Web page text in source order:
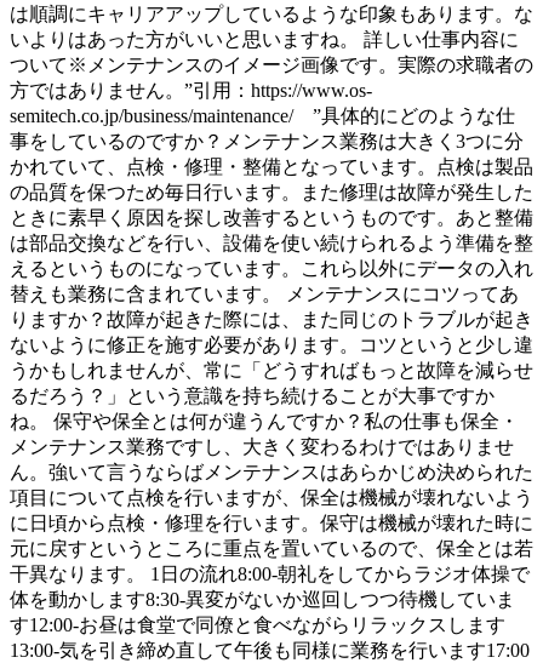
は順調にキャリアアップしているような印象もあります。な
いよりはあった方がいいと思いますね。 詳しい仕事内容に
ついて※メンテナンスのイメージ画像です。実際の求職者の
方ではありません。”引用：https://www.os-
semitech.co.jp/business/maintenance/ ”具体的にどのような仕
事をしているのですか？メンテナンス業務は大きく3つに分
かれていて、点検・修理・整備となっています。点検は製品
の品質を保つため毎日行います。また修理は故障が発生した
ときに素早く原因を探し改善するというものです。あと整備
は部品交換などを行い、設備を使い続けられるよう準備を整
えるというものになっています。これら以外にデータの入れ
替えも業務に含まれています。 メンテナンスにコツってあ
りますか？故障が起きた際には、また同じのトラブルが起き
ないように修正を施す必要があります。コツというと少し違
うかもしれませんが、常に「どうすればもっと故障を減らせ
るだろう？」という意識を持ち続けることが大事ですか
ね。 保守や保全とは何が違うんですか？私の仕事も保全・
メンテナンス業務ですし、大きく変わるわけではありませ
ん。強いて言うならばメンテナンスはあらかじめ決められた
項目について点検を行いますが、保全は機械が壊れないよう
に日頃から点検・修理を行います。保守は機械が壊れた時に
元に戻すというところに重点を置いているので、保全とは若
干異なります。 1日の流れ8:00-朝礼をしてからラジオ体操で
体を動かします8:30-異変がないか巡回しつつ待機していま
す12:00-お昼は食堂で同僚と食べながらリラックスします
13:00-気を引き締め直して午後も同様に業務を行います17:00